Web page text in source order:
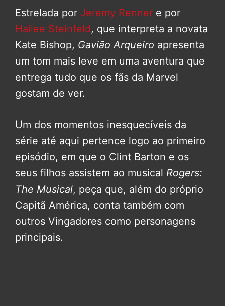
Estrelada por Jeremy Renner e por
Hailee Steinfeld, que interpreta a novata
Kate Bishop, Gavião Arqueiro apresenta
um tom mais leve em uma aventura que
entrega tudo que os fãs da Marvel
gostam de ver.
Um dos momentos inesquecíveis da
série até aqui pertence logo ao primeiro
episódio, em que o Clint Barton e os
seus filhos assistem ao musical Rogers:
The Musical, peça que, além do próprio
Capitã América, conta também com
outros Vingadores como personagens
principais.